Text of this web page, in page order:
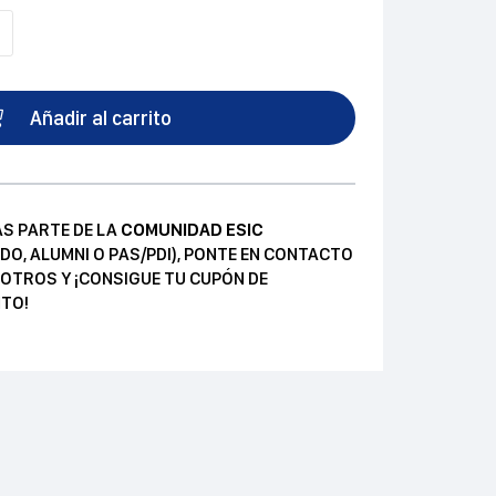
Añadir al carrito
PARTE DE LA COMUNIDAD ESIC
ALUMNI O PAS/PDI), PONTE EN CONTACTO
Y ¡CONSIGUE TU CUPÓN DE